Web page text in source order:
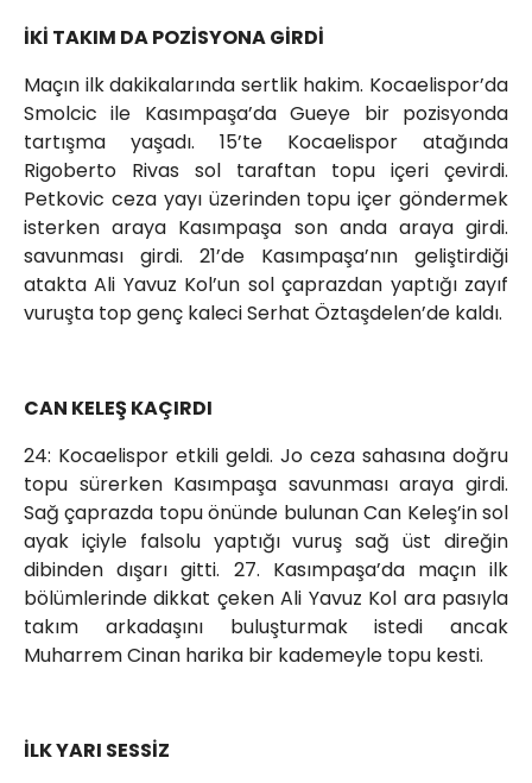
İKİ TAKIM DA POZİSYONA GİRDİ
Maçın ilk dakikalarında sertlik hakim. Kocaelispor’da
Smolcic ile Kasımpaşa’da Gueye bir pozisyonda
tartışma yaşadı. 15’te Kocaelispor atağında
Rigoberto Rivas sol taraftan topu içeri çevirdi.
Petkovic ceza yayı üzerinden topu içer göndermek
isterken araya Kasımpaşa son anda araya girdi.
savunması girdi. 21’de Kasımpaşa’nın geliştirdiği
atakta Ali Yavuz Kol’un sol çaprazdan yaptığı zayıf
vuruşta top genç kaleci Serhat Öztaşdelen’de kaldı.
CAN KELEŞ KAÇIRDI
24: Kocaelispor etkili geldi. Jo ceza sahasına doğru
topu sürerken Kasımpaşa savunması araya girdi.
Sağ çaprazda topu önünde bulunan Can Keleş’in sol
ayak içiyle falsolu yaptığı vuruş sağ üst direğin
dibinden dışarı gitti. 27. Kasımpaşa’da maçın ilk
bölümlerinde dikkat çeken Ali Yavuz Kol ara pasıyla
takım arkadaşını buluşturmak istedi ancak
Muharrem Cinan harika bir kademeyle topu kesti.
İLK YARI SESSİZ